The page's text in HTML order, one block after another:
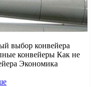
выбор конвейера
конвейеры Как не
Экономика